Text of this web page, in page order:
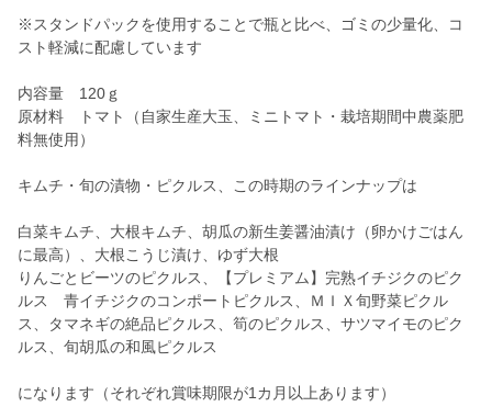
※スタンドパックを使用することで瓶と比べ、ゴミの少量化、コ
スト軽減に配慮しています
内容量 120ｇ
原材料 トマト（自家生産大玉、ミニトマト・栽培期間中農薬肥
料無使用）
キムチ・旬の漬物・ピクルス、この時期のラインナップは
白菜キムチ、大根キムチ、胡瓜の新生姜醤油漬け（卵かけごはん
に最高）、大根こうじ漬け、ゆず大根
りんごとビーツのピクルス、【プレミアム】完熟イチジクのピク
ルス 青イチジクのコンポートピクルス、ＭＩＸ旬野菜ピクル
ス、タマネギの絶品ピクルス、筍のピクルス、サツマイモのピク
ルス、旬胡瓜の和風ピクルス
になります（それぞれ賞味期限が1カ月以上あります）